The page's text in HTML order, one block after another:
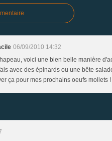
06/09/2010 14:32
voici une bien belle manière
avec des épinards ou une bête
ça pour mes prochains oeufs mollets